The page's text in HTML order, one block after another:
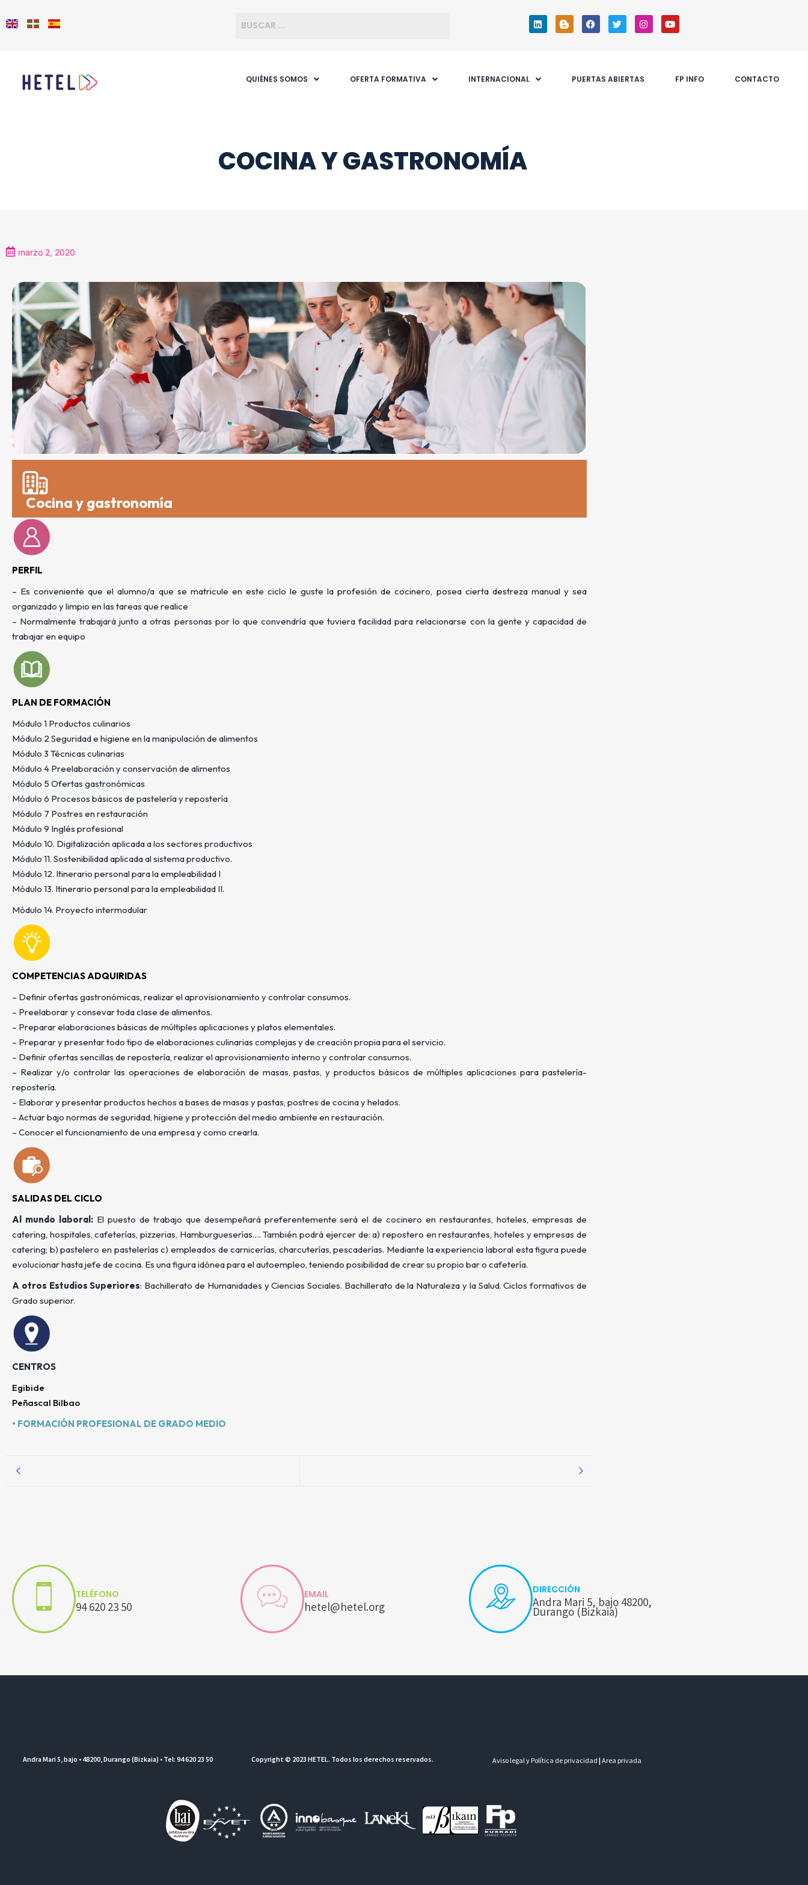
QUIÉNES SOMOS OFERTA FORMATIVA INTERNACIONAL PUERTAS ABIERTAS FP INFO CONTACTO
COCINA Y GASTRONOMÍA
marzo 2, 2020
Cocina y gastronomía
PERFIL
– Es conveniente que el alumno/a que se matricule en este ciclo le guste la profesión de cocinero, posea cierta destreza manual y sea
organizado y limpio en las tareas que realice
– Normalmente trabajará junto a otras personas por lo que convendría que tuviera facilidad para relacionarse con la gente y capacidad de
trabajar en equipo
PLAN DE FORMACIÓN
Módulo 1 Productos culinarios
Módulo 2 Seguridad e higiene en la manipulación de alimentos
Módulo 3 Técnicas culinarias
Módulo 4 Preelaboración y conservación de alimentos
Módulo 5 Ofertas gastronómicas
Módulo 6 Procesos básicos de pastelería y repostería
Módulo 7 Postres en restauración
Módulo 9 Inglés profesional
Módulo 10. Digitalización aplicada a los sectores productivos
Módulo 11. Sostenibilidad aplicada al sistema productivo.
Módulo 12. Itinerario personal para la empleabilidad I
Módulo 13. Itinerario personal para la empleabilidad II.
Módulo 14. Proyecto intermodular
COMPETENCIAS ADQUIRIDAS
– Definir ofertas gastronómicas, realizar el aprovisionamiento y controlar consumos.
– Preelaborar y consevar toda clase de alimentos.
– Preparar elaboraciones básicas de múltiples aplicaciones y platos elementales.
– Preparar y presentar todo tipo de elaboraciones culinarias complejas y de creación propia para el servicio.
– Definir ofertas sencillas de repostería, realizar el aprovisionamiento interno y controlar consumos.
– Realizar y/o controlar las operaciones de elaboración de masas, pastas, y productos básicos de múltiples aplicaciones para pastelería-
repostería.
– Elaborar y presentar productos hechos a bases de masas y pastas, postres de cocina y helados.
– Actuar bajo normas de seguridad, higiene y protección del medio ambiente en restauración.
– Conocer el funcionamiento de una empresa y como crearla.
SALIDAS DEL CICLO
Al mundo laboral:El puesto de trabajo que desempeñará preferentemente será el de cocinero en restaurantes, hoteles, empresas de
catering, hospitales, cafeterías, pizzerias, Hamburgueserías…. También podrá ejercer de: a) repostero en restaurantes, hoteles y empresas de
catering; b) pastelero en pastelerías c) empleados de carnicerías, charcuterías, pescaderías. Mediante la experiencia laboral esta figura puede
evolucionar hasta jefe de cocina. Es una figura idónea para el autoempleo, teniendo posibilidad de crear su propio bar o cafetería.
A otros Estudios Superiores: Bachillerato de Humanidades y Ciencias Sociales. Bachillerato de la Naturaleza y la Salud. Ciclos formativos de
Grado superior.
CENTROS
Egibide
Peñascal Bilbao
• FORMACIÓN PROFESIONAL DE GRADO MEDIO
TELÉFONO
94 620 23 50
EMAIL
hetel@hetel.org
DIRECCIÓN
Andra Mari 5, bajo 48200,
Durango (Bizkaia)
Andra Mari 5, bajo • 48200, Durango (Bizkaia) • Tel: 94 620 23 50 Copyright © 2023 HETEL. Todos los derechos reservados. Aviso legal y Política de privacidad |Area privada